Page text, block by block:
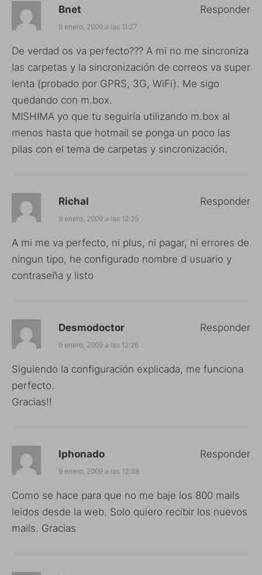
Bnet
9 enero, 2009 a las 11:27
De verdad os va perfecto??? A mi no me sincroniza
las carpetas y la sincronización de correos va super
lenta (probado por GPRS, 3G, WiFi). Me sigo
quedando con m.box.
MISHIMA yo que tu seguiría utilizando m.box al
menos hasta que hotmail se ponga un poco las
pilas con el tema de carpetas y sincronización.
Responder
Richal
9 enero, 2009 a las 12:25
A mi me va perfecto, ni plus, ni pagar, ni errores de
ningun tipo, he configurado nombre d usuario y
contraseña y listo
Responder
Desmodoctor
9 enero, 2009 a las 12:26
Siguiendo la configuración explicada, me funciona
perfecto.
Gracias!!
Responder
Iphonado
9 enero, 2009 a las 12:38
Como se hace para que no me baje los 800 mails
leidos desde la web. Solo quiero recibir los nuevos
mails. Gracias
Responder